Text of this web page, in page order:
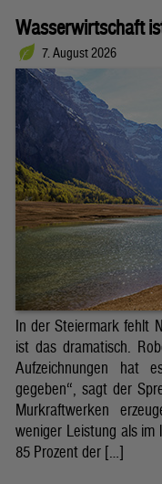
Wasserwirtschaft
7. August 2026
In der Steiermark fehlt
ist das dramatisch.
Aufzeichnungen hat
gegeben“, sagt der
Murkraftwerken
weniger Leistung als im
85 Prozent der […]